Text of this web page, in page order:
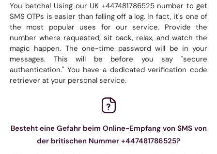
You betcha! Using our UK +447481786525 number to get
SMS OTPs is easier than falling off a log. In fact, it's one of
the most popular uses for our service. Provide the
number where requested, sit back, relax, and watch the
magic happen. The one-time password will be in your
messages. This will be before you say "secure
authentication." You have a dedicated verification code
retriever at your personal service.
Besteht eine Gefahr beim Online-Empfang von SMS von
der britischen Nummer +447481786525?